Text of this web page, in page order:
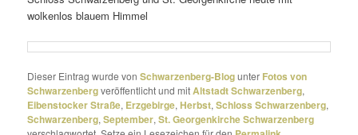
wolkenlos blauem Himmel
Dieser Eintrag wurde vonSchwarzenberg-Blogunter Fotos von
Schwarzenbergveröffentlicht und mitAltstadt Schwarzenberg,
Eibenstocker Straße, Erzgebirge,Herbst,Schloss Schwarzenberg,
Schwarzenberg,September,St. Georgenkirche Schwarzenberg